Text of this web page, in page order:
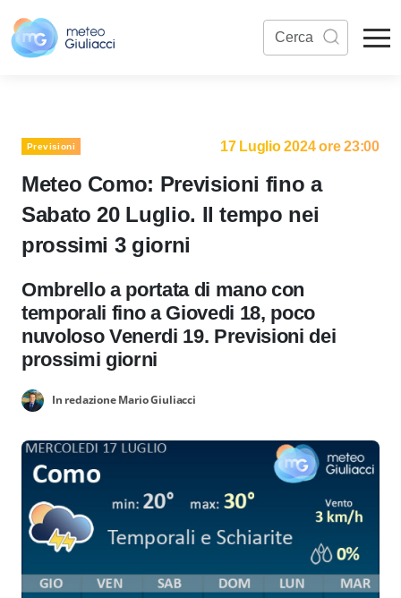
Previsioni 17 Luglio 2024 ore 23:00
Meteo Como: Previsioni fino a
Sabato 20 Luglio. Il tempo nei
prossimi 3 giorni
Ombrello a portata di mano con
temporali fino a Giovedi 18, poco
nuvoloso Venerdi 19. Previsioni dei
prossimi giorni
In redazione Mario Giuliacci